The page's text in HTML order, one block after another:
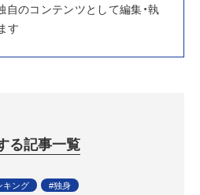
自のコンテンツとして編集・執
す
る記事一覧
キング 独身